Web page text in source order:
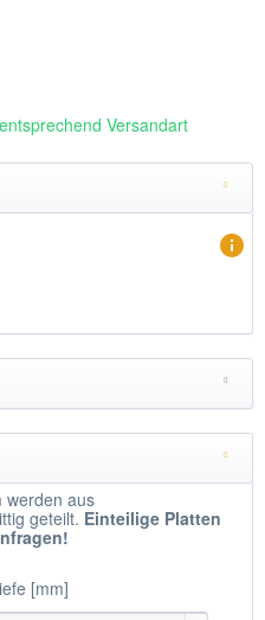
Versandart
werden aus
geteilt. Einteilige Platten
[mm]